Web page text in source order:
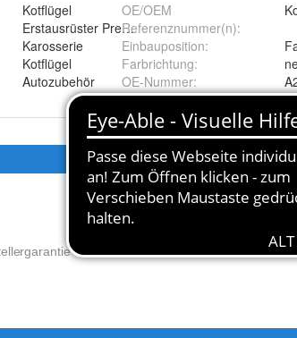
Kotflügel
Erstausrüster Premium Qualität
Karosserie
Kotflügel
Autozubehör
OE/OEM
Referenznummer(n):
Einbauposition:
Farbrichtung:
OE-Nummer: